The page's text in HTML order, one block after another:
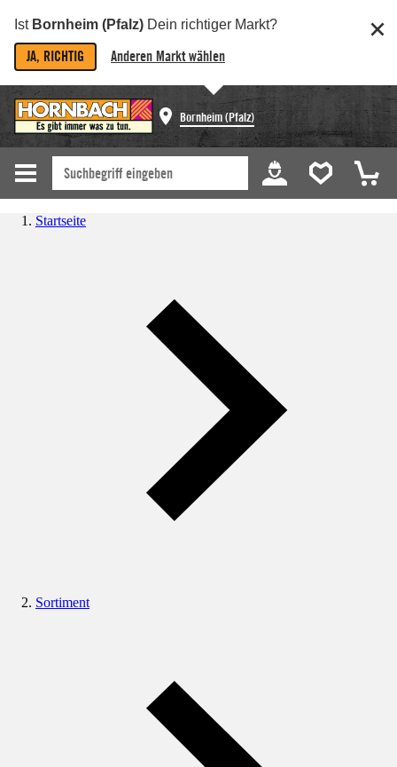
Ist Bornheim (Pfalz) Dein richtiger Markt?
JA, RICHTIG Anderen Markt wählen
Bornheim (Pfalz)
Startseite
Sortiment